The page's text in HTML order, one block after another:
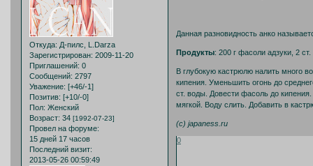
Откуда: Д-пилс, L.Darza
Зарегистрирован: 2009-11-20
Приглашений: 0
Сообщений: 2797
Уважение: [+46/-1]
Позитив: [+10/-0]
Пол: Женский
Возраст: 34 [1992-07-23]
Провел на форуме:
15 дней 17 часов
Последний визит:
2013-05-26 00:59:49
Данная разновидность анко
Продукты: 200 г фасоли адзуки, 2
В глубокую кастрюлю налить много
кипения. Уменьшить огонь до
ст. воды. Довести фасоль до
мягкой. Воду слить. Добавить в
(c) japaness.ru
0